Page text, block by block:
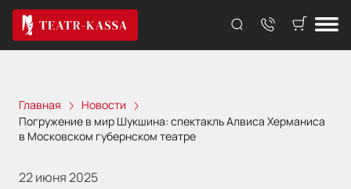
Главная
Новости
Погружение в мир Шукшина: спектакль Алвиса Херманиса
в Московском губернском театре
22 июня 2025